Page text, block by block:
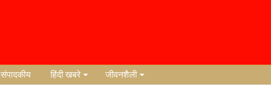
संपादकीय हिंदी खबरे जीवनशैली